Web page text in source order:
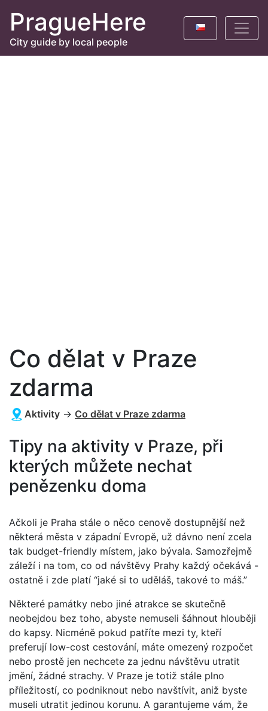
PragueHere
City guide by local people
Co dělat v Praze
zdarma
Aktivity → Co dělat v Praze zdarma
Tipy na aktivity v Praze, při
kterých můžete nechat
penězenku doma
Ačkoli je Praha stále o něco cenově dostupnější než
některá města v západní Evropě, už dávno není zcela
tak budget-friendly místem, jako bývala. Samozřejmě
záleží i na tom, co od návštěvy Prahy každý očekává -
ostatně i zde platí “jaké si to uděláš, takové to máš.”
Některé památky nebo jiné atrakce se skutečně
neobejdou bez toho, abyste nemuseli šáhnout hlouběji
do kapsy. Nicméně pokud patříte mezi ty, kteří
preferují low-cost cestování, máte omezený rozpočet
nebo prostě jen nechcete za jednu návštěvu utratit
jmění, žádné strachy. V Praze je totiž stále plno
příležitostí, co podniknout nebo navštívit, aniž byste
museli utratit jedinou korunu. A garantujeme vám, že